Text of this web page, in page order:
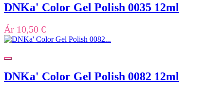
DNKa' Color Gel Polish 0035 12ml
Ár 10,50 €
DNKa' Color Gel Polish 0082 12ml